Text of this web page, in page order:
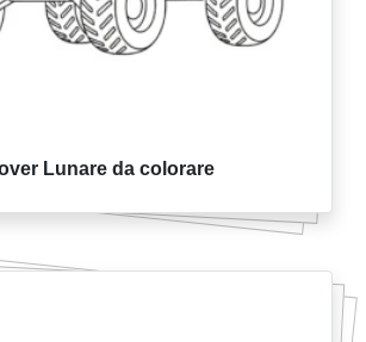
Lunare da colorare